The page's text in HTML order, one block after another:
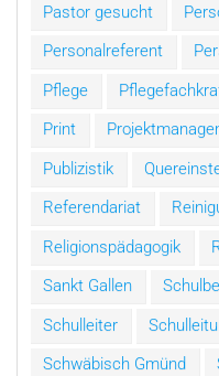
Pastor gesucht
Personalreferent
Pflege
Print
Publizistik
Referendariat
Religionspädagogik
Sankt Gallen
Schulleiter
Schwäbisch Gmünd